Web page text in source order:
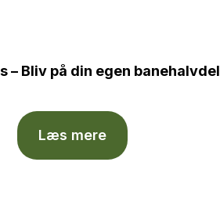
– Bliv på din egen banehalvdel
Læs mere